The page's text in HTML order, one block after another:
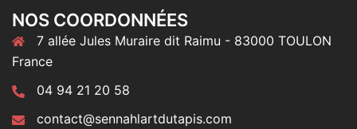
NOS COORDONNÉES
7 allée Jules Muraire dit Raimu - 83000 TOULON
France
04 94 21 20 58
contact@sennahlartdutapis.com